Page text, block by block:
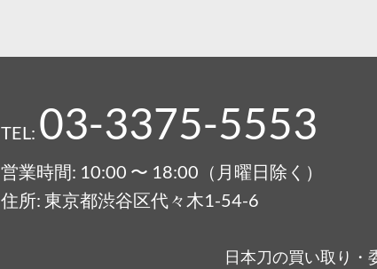
TEL: 03-3375-5553
営業時間: 10:00 〜 18:00（月曜日除く）
住所: 東京都渋谷区代々木1-54-6
日本刀の買い取り・